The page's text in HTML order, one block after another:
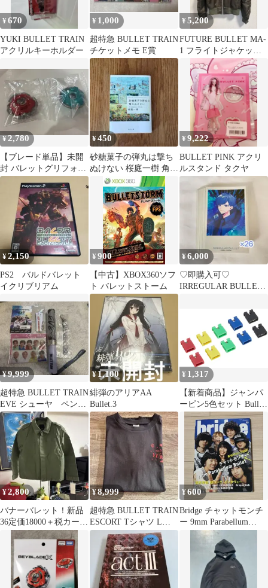
¥670
YUKI BULLET TRAIN
アクリルキーホルダー
¥ 1,000
超特急 BULLET TRAIN
チケットメモ E賞
¥5,200
FUTURE BULLET MA-
1 フライトジャケット
¥2,780
【ブレード単品】未開
封 バレットグリフォン
ベイブレードX
¥450
砂糖菓子の弾丸は撃ち
ぬけない 桜庭一樹 角川
文庫
¥9,222
BULLET PINK アクリ
ルスタンド タクヤ
¥2,150
PS2 バルドバレット
イクリブリアム
¥900
【中古】XBOX360ソフ
ト バレットストーム
¥6,000
♡即購入可♡
IRREGULAR BULLET
¥9,999
超特急 BULLET TRAIN
EVE シューヤ ペンラ
イト セット
¥1,100
緋弾のアリアAA
Bullet.3
¥ 1,317
【新着商品】ジャンパ
ーピン5色セット Bullet
JP02
¥2,800
バナーバレット！新品
36定価18000＋税カーキ
¥8,999
超特急 BULLET TRAIN
ESCORT Tシャツ Lサ
イズ
¥600
Bridge チャットモンチ
ー 9mm Parabellum
Bullet 表紙